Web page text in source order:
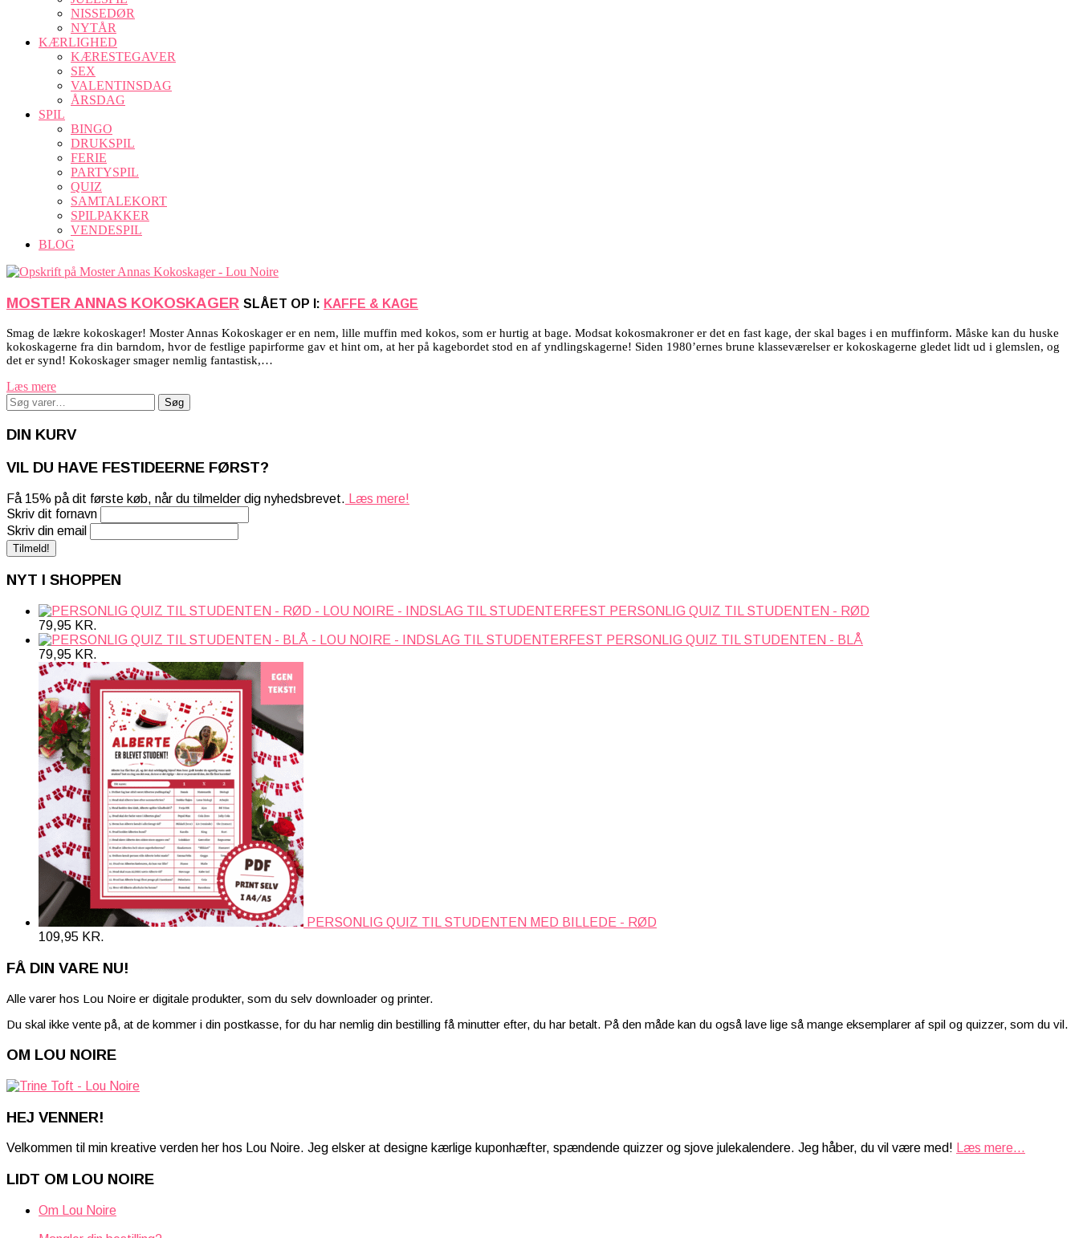
NISSEDØR
NYTÅR
KÆRLIGHED
KÆRESTEGAVER
SEX
VALENTINSDAG
ÅRSDAG
SPIL
BINGO
DRUKSPIL
FERIE
PARTYSPIL
QUIZ
SAMTALEKORT
SPILPAKKER
VENDESPIL
BLOG
MOSTER ANNAS KOKOSKAGER SLÅET OP I: KAFFE & KAGE
Smag de lækre kokoskager! Moster Annas Kokoskager er en nem, lille muffin med kokos, som er hurtig at bage. Modsat kokosmakroner er det en fast kage, der skal bages i en muffinform. Måske kan du huske
kokoskagerne fra din barndom, hvor de festlige papirforme gav et hint om, at her på kagebordet stod en af yndlingskagerne! Siden 1980’ernes brune klasseværelser er kokoskagerne gledet lidt ud i glemslen, og
det er synd! Kokoskager smager nemlig fantastisk,…
Læs mere
Søg
efter:
Søg
DIN KURV
VIL DU HAVE FESTIDEERNE FØRST?
Få 15% på dit første køb, når du tilmelder dig nyhedsbrevet. Læs mere!
Skriv dit fornavn
Skriv din email
NYT I SHOPPEN
PERSONLIG QUIZ TIL STUDENTEN - RØD
79,95 KR.
PERSONLIG QUIZ TIL STUDENTEN - BLÅ
79,95 KR.
PERSONLIG QUIZ TIL STUDENTEN MED BILLEDE - RØD
109,95 KR.
FÅ DIN VARE NU!
Alle varer hos Lou Noire er digitale produkter, som du selv downloader og printer.
Du skal ikke vente på, at de kommer i din postkasse, for du har nemlig din bestilling få minutter efter, du har betalt. På den måde kan du også lave lige så mange eksemplarer af spil og quizzer, som du vil.
OM LOU NOIRE
HEJ VENNER!
Velkommen til min kreative verden her hos Lou Noire. Jeg elsker at designe kærlige kuponhæfter, spændende quizzer og sjove julekalendere. Jeg håber, du vil være med! Læs mere...
LIDT OM LOU NOIRE
Om Lou Noire